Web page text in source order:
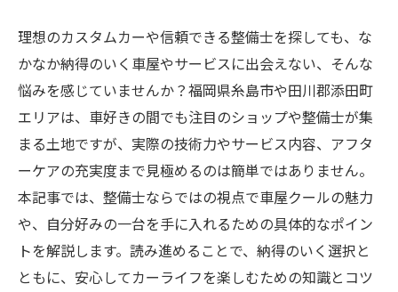
理想のカスタムカーや信頼できる整備士を探しても、な
かなか納得のいく車屋やサービスに出会えない、そんな
悩みを感じていませんか？福岡県糸島市や田川郡添田町
エリアは、車好きの間でも注目のショップや整備士が集
まる土地ですが、実際の技術力やサービス内容、アフタ
ーケアの充実度まで見極めるのは簡単ではありません。
本記事では、整備士ならではの視点で車屋クールの魅力
や、自分好みの一台を手に入れるための具体的なポイン
トを解説します。読み進めることで、納得のいく選択と
ともに、安心してカーライフを楽しむための知識とコツ